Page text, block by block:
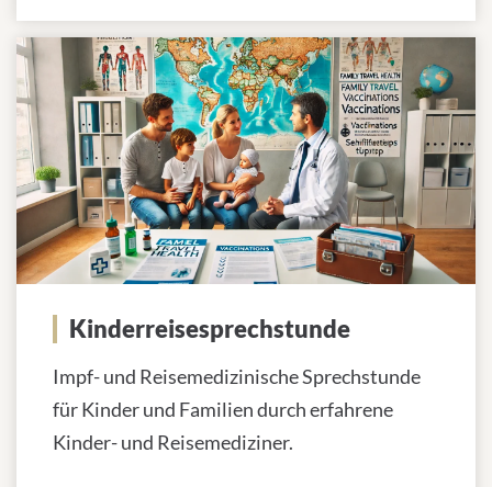
Kinderreisesprechstunde
Impf- und Reisemedizinische Sprechstunde
für Kinder und Familien durch erfahrene
Kinder- und Reisemediziner.